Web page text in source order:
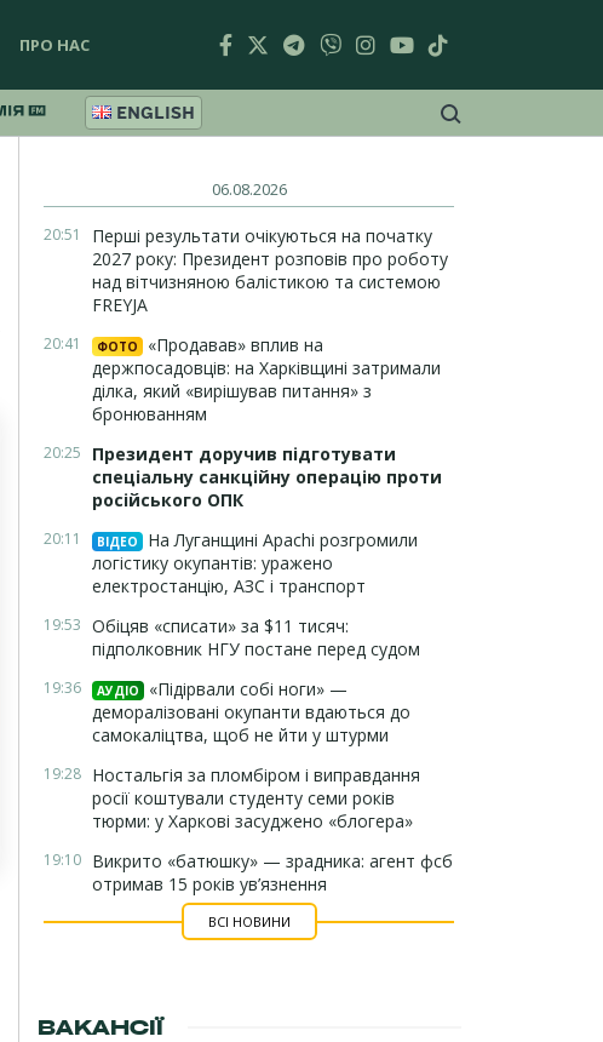
ПРО НАС
ENGLISH
06.08.2026
20:51
Перші результати очікуються на початку
2027 року: Президент розповів про роботу
над вітчизняною балістикою та системою
FREYJA
20:41 ФОТО
«Продавав» вплив на
держпосадовців: на Харківщині затримали
ділка, який «вирішував питання» з
бронюванням
20:25
Президент доручив підготувати
спеціальну санкційну операцію проти
російського ОПК
20:11 ВІДЕО
На Луганщині Apachi розгромили
логістику окупантів: уражено
електростанцію, АЗС і транспорт
19:53 Обіцяв «списати» за $11 тисяч:
підполковник НГУ постане перед судом
19:36 АУДІО
«Підірвали собі ноги» —
деморалізовані окупанти вдаються до
самокаліцтва, щоб не йти у штурми
19:28 Ностальгія за пломбіром і виправдання
росії коштували студенту семи років
тюрми: у Харкові засуджено «блогера»
19:10 Викрито «батюшку» — зрадника: агент фсб
отримав 15 років ув’язнення
ВСІ НОВИНИ
ВАКАНСІЇ